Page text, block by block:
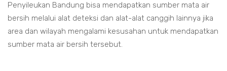
Penyileukan Bandung bisa mendapatkan sumber mata air
bersih melalui alat deteksi dan alat-alat canggih lainnya jika
area dan wilayah mengalami kesusahan untuk mendapatkan
sumber mata air bersih tersebut.